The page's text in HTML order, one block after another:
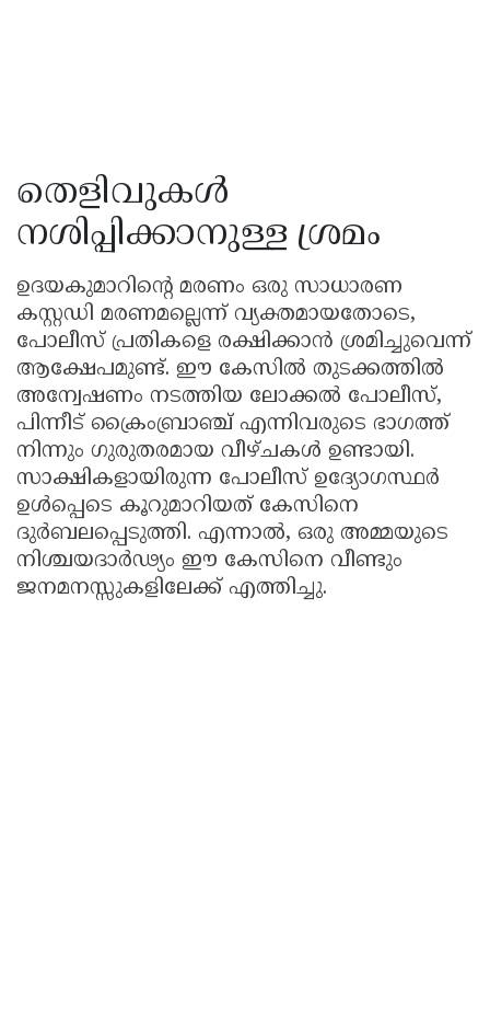
തെളിവുകൾ
നശിപ്പിക്കാനുള്ള ശ്രമം
ഉദയകുമാറിന്റെ മരണം ഒരു സാധാരണ
കസ്റ്റഡി മരണമല്ലെന്ന് വ്യക്തമായതോടെ,
പോലീസ് പ്രതികളെ രക്ഷിക്കാൻ ശ്രമിച്ചുവെന്ന്
ആക്ഷേപമുണ്ട്. ഈ കേസിൽ തുടക്കത്തിൽ
അന്വേഷണം നടത്തിയ ലോക്കൽ പോലീസ്,
പിന്നീട് ക്രൈംബ്രാഞ്ച് എന്നിവരുടെ ഭാഗത്ത്
നിന്നും ഗുരുതരമായ വീഴ്ചകൾ ഉണ്ടായി.
സാക്ഷികളായിരുന്ന പോലീസ് ഉദ്യോഗസ്ഥർ
ഉൾപ്പെടെ കൂറുമാറിയത് കേസിനെ
ദുർബലപ്പെടുത്തി. എന്നാൽ, ഒരു അമ്മയുടെ
നിശ്ചയദാർഢ്യം ഈ കേസിനെ വീണ്ടും
ജനമനസ്സുകളിലേക്ക് എത്തിച്ചു.